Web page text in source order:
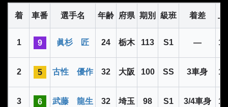
着 車番 選手名 年齢 府県 期別 級班 着差
1 9 眞杉 匠 24 栃木 113 S1 ―
2 5 古性 優作 32 大阪 100 SS 3車身
3 6 武藤 龍生 32 埼玉 98 S1 3/4車身